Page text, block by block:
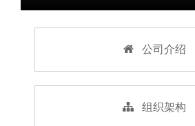
公司介绍
组织架构